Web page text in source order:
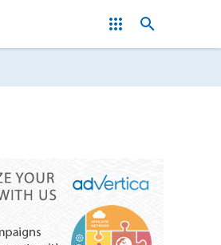
Pemdes Pasir Muncang Ajak Warga